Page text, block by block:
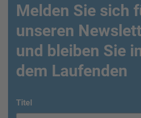
Melden Sie sich
unseren
und bleiben Sie
dem Laufenden
Titel